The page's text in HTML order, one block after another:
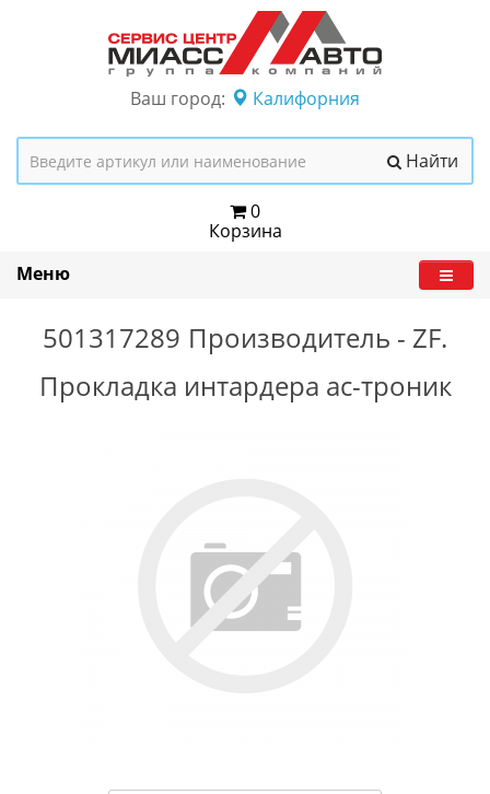
Ваш город: Калифорния
Найти
0
Корзина
Меню
501317289 Производитель - ZF.
Прокладка интардера ас-троник